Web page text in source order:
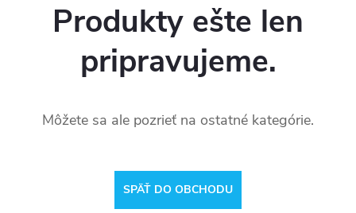
Produkty ešte len
pripravujeme.
Môžete sa ale pozrieť na ostatné kategórie.
SPÄŤ DO OBCHODU